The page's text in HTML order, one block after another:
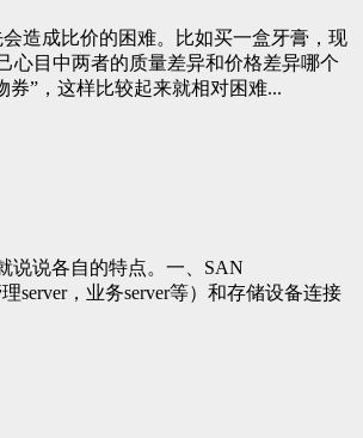
造成比价的困难。比如买一盒牙膏，现
心目中两者的质量差异和价格差异哪个
券”，这样比较起来就相对困难...
就说说各自的特点。一、SAN
server，业务server等）和存储设备连接